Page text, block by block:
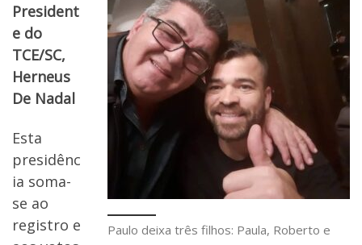
Paulo deixa três filhos: Paula, Roberto e
President
e do
TCE/SC,
Herneus
De Nadal
Esta
presidênc
ia soma-
se ao
registro e